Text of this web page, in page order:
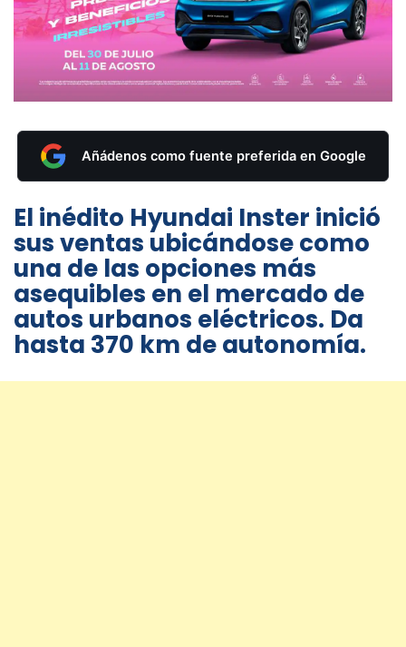
Añádenos como fuente preferida en Google
El inédito Hyundai Inster inició
sus ventas ubicándose como
una de las opciones más
asequibles en el mercado de
autos urbanos eléctricos. Da
hasta 370 km de autonomía.